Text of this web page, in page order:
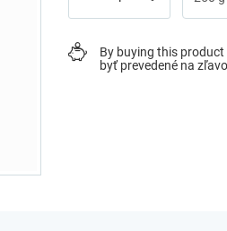
By buying this
byť prevedené na